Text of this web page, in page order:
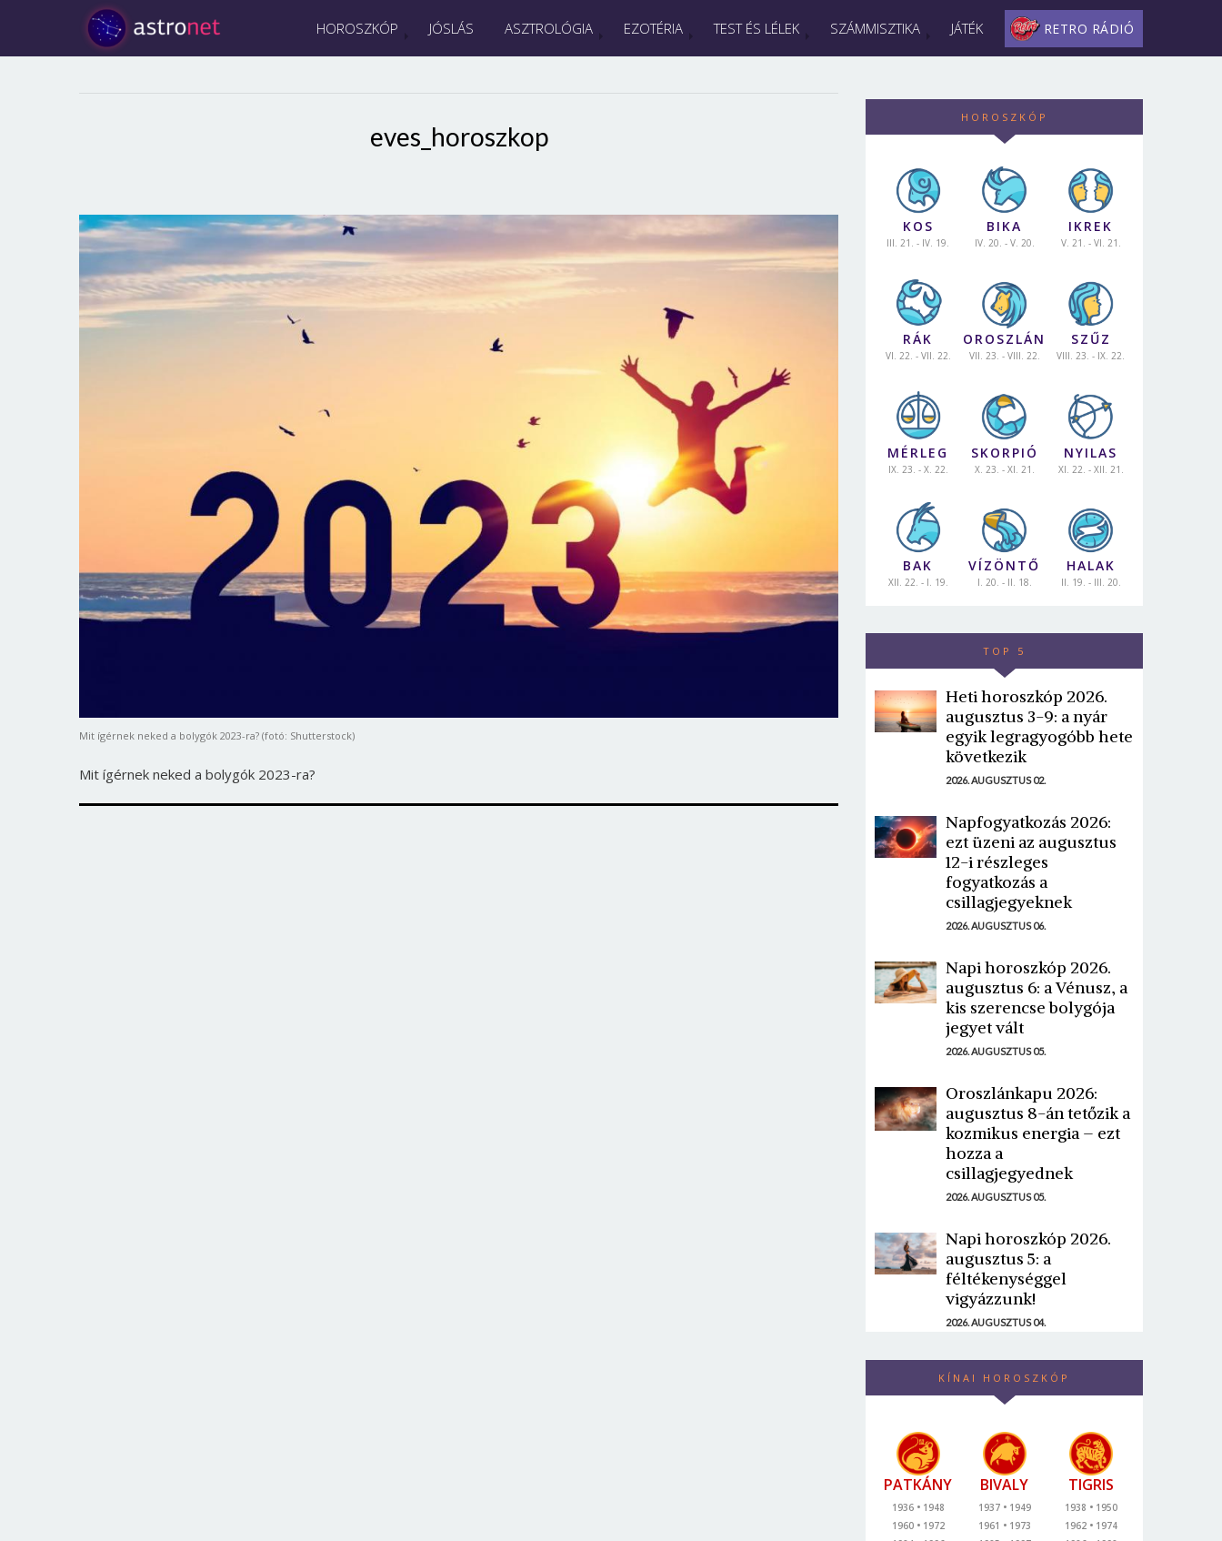
HOROSZKÓP JÓSLÁS ASZTROLÓGIA EZOTÉRIA TEST ÉS LÉLEK SZÁMMISZTIKA JÁTÉK RETRO RÁDIÓ
eves_horoszkop
Mit ígérnek neked a bolygók 2023-ra? (fotó: Shutterstock)
Mit ígérnek neked a bolygók 2023-ra?
HOROSZKÓP
KOS
III. 21. - IV. 19.
BIKA
IV. 20. - V. 20.
IKREK
V. 21. - VI. 21.
RÁK
VI. 22. - VII. 22.
OROSZLÁN
VII. 23. - VIII. 22.
SZŰZ
VIII. 23. - IX. 22.
MÉRLEG
IX. 23. - X. 22.
SKORPIÓ
X. 23. - XI. 21.
NYILAS
XI. 22. - XII. 21.
BAK
XII. 22. - I. 19.
VÍZÖNTŐ
I. 20. - II. 18.
HALAK
II. 19. - III. 20.
TOP 5
Heti horoszkóp 2026.
augusztus 3-9: a nyár
egyik legragyogóbb hete
következik
2026. AUGUSZTUS 02.
Napfogyatkozás 2026:
ezt üzeni az augusztus
12-i részleges
fogyatkozás a
csillagjegyeknek
2026. AUGUSZTUS 06.
Napi horoszkóp 2026.
augusztus 6: a Vénusz, a
kis szerencse bolygója
jegyet vált
2026. AUGUSZTUS 05.
Oroszlánkapu 2026:
augusztus 8-án tetőzik a
kozmikus energia – ezt
hozza a
csillagjegyednek
2026. AUGUSZTUS 05.
Napi horoszkóp 2026.
augusztus 5: a
féltékenységgel
vigyázzunk!
2026. AUGUSZTUS 04.
KÍNAI HOROSZKÓP
PATKÁNY
1936
1948
1960
1972
BIVALY
1937
1949
1961
1973
TIGRIS
1938
1950
1962
1974